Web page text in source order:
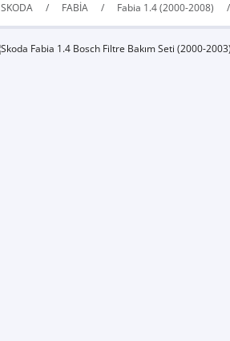
SKODA FABİA Fabia 1.4 (2000-2008)